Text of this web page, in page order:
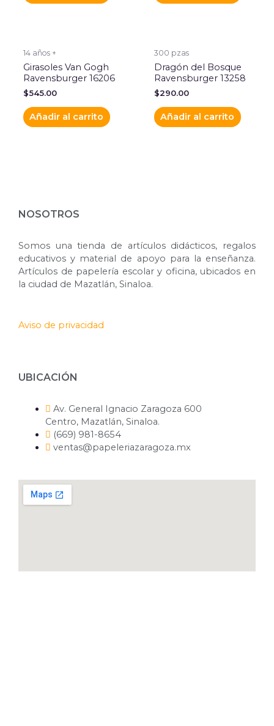
14 años +
Girasoles Van Gogh
Ravensburger 16206
$545.00
Añadir al carrito
300 pzas
Dragón del Bosque
Ravensburger 13258
$290.00
Añadir al carrito
NOSOTROS
Somos una tienda de artículos didácticos, regalos
educativos y material de apoyo para la enseñanza.
Artículos de papelería escolar y oficina, ubicados en
la ciudad de Mazatlán, Sinaloa.
Aviso de privacidad
UBICACIÓN
Av. General Ignacio Zaragoza 600
Centro, Mazatlán, Sinaloa.
(669) 981-8654
ventas@papeleriazaragoza.mx